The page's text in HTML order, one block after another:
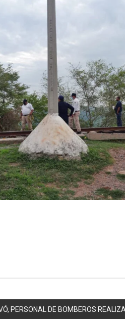
PERSONAL DE BOMBEROS